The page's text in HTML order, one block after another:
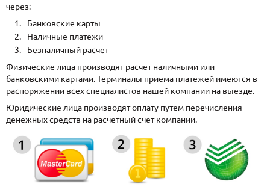
через:
Банковские карты
Наличные платежи
Безналичный расчет
Физические лица производят расчет наличными или
банковскими картами. Терминалы приема платежей имеются в
распоряжении всех специалистов нашей компании на выезде.
Юридические лица производят оплату путем перечисления
денежных средств на расчетный счет компании.